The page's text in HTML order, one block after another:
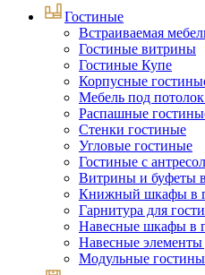
Гостиные
Встраиваемая
Гостиные витрины
Гостиные Купе
Корпусные
Мебель под
Распашные
Стенки гостиные
Угловые гостиные
Гостиные с
Витрины и буфеты
Книжный шкафы в
Гарнитура для
Навесные шкафы в
Навесные элементы
Модульные